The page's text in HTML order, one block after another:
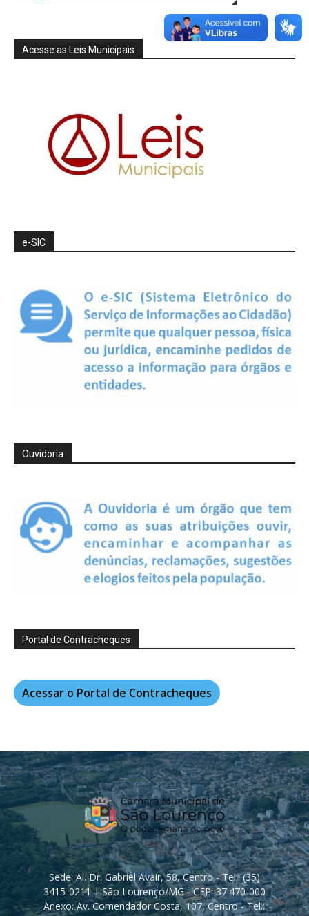
Acesse as Leis Municipais
e-SIC
Ouvidoria
Portal de Contracheques
Acessar o Portal de Contracheques
Sede: Al. Dr. Gabriel Avair, 58, Centro - Tel.: (35)
3415-0211 | São Lourenço/MG - CEP: 37.470-000
Anexo: Av. Comendador Costa, 107, Centro - Tel.: